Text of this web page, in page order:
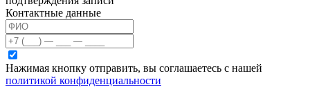
Контактные данные
Нажимая кнопку отправить, вы соглашаетесь с нашей
политикой конфиденциальности